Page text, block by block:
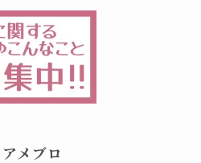
メブロ